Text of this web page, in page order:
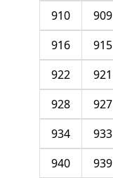
909
910
915
916
921
922
927
928
933
934
939
940